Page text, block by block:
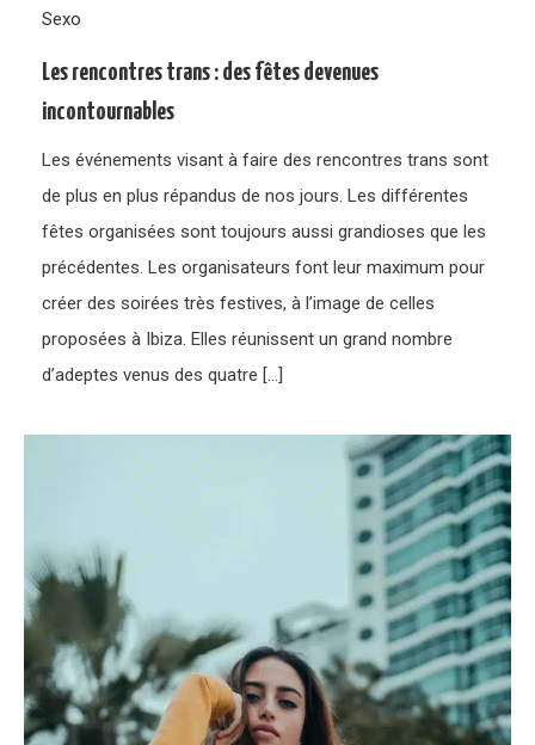
Sexo
Les rencontres trans : des fêtes devenues
incontournables
Les événements visant à faire des rencontres trans sont
de plus en plus répandus de nos jours. Les différentes
fêtes organisées sont toujours aussi grandioses que les
précédentes. Les organisateurs font leur maximum pour
créer des soirées très festives, à l’image de celles
proposées à Ibiza. Elles réunissent un grand nombre
d’adeptes venus des quatre […]